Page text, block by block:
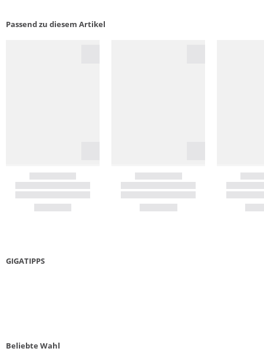
Passend zu diesem Artikel
GIGATIPPS
Beliebte Wahl